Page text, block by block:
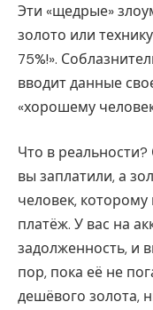
Эти «щедрые»
золото или
75%!».
вводит данные
«хорошему
Что в
вы заплатили, а
человек,
платёж. У вас на
задолженность, и
пор, пока её не
дешёвого золота,